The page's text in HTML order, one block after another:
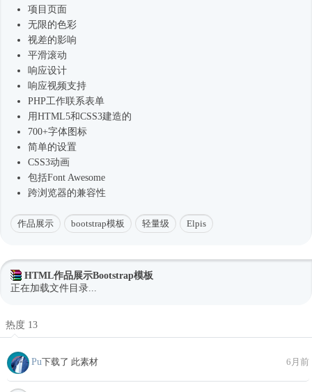
项目页面
无限的色彩
视差的影响
平滑滚动
响应设计
响应视频支持
PHP工作联系表单
用HTML5和CSS3建造的
700+字体图标
简单的设置
CSS3动画
包括Font Awesome
跨浏览器的兼容性
作品展示 bootstrap模板 轻量级 Elpis
HTML作品展示Bootstrap模板
正在加载文件目录...
热度 13
Pu下载了 此素材 6月前